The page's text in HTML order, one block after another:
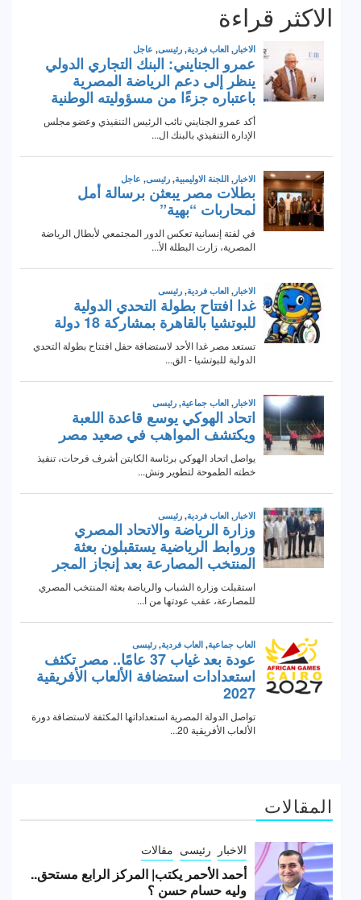
الاكثر قراءة
المقالات
الاخبار رئيسى مقالات
أحمد الأحمر يكتب| المركز الرابع مستحق..
وليه حسام حسن ؟